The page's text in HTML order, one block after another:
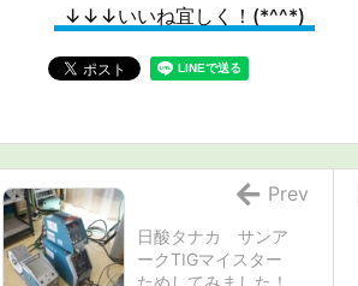
↓↓↓いいね宜しく！(*^^*)
日酸タナカ サンア
ークTIGマイスター
ためしてみました！
Prev